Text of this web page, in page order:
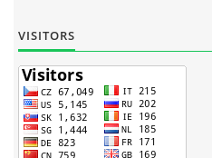
VISITORS